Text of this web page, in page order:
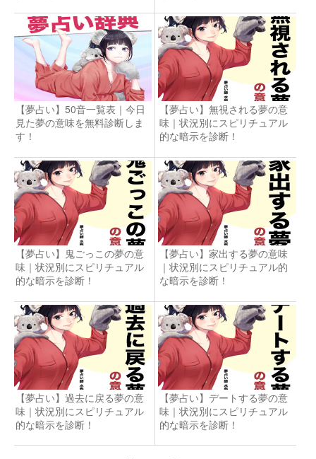
【夢占い】50音一覧表｜今日
見た夢の意味を無料診断しま
す！
【夢占い】無視される夢の意
味｜状況別にスピリチュアル
的な暗示を診断！
【夢占い】鬼ごっこの夢の意
味｜状況別にスピリチュアル
的な暗示を診断！
【夢占い】家出する夢の意味
｜状況別にスピリチュアル的
な暗示を診断！
【夢占い】過去に戻る夢の意
味｜状況別にスピリチュアル
的な暗示を診断！
【夢占い】デートする夢の意
味｜状況別にスピリチュアル
的な暗示を診断！